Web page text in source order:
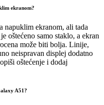
ekranom?
napuklim ekranom, ali tada
oštećeno samo staklo, a ekran
može biti bolja. Linije,
neispravan displej dodatno
oštećenje i dodaj
A51?